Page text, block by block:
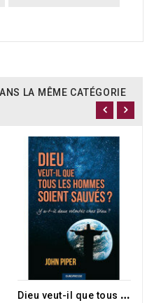
LA MÊME CATÉGORIE
RUPTURE DE STOCK D
ieu veut-il que tous les hommes soient sauvés ?